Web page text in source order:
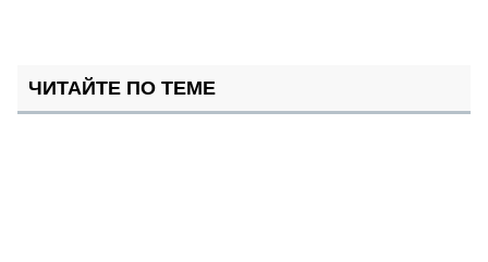
ЧИТАЙТЕ ПО ТЕМЕ